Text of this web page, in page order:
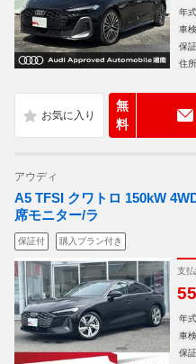
年式
車検
保証
住所
無
料
アウディ
A5 TFSI クワトロ 150kW
席モニター/ラ
保証付 購入プラン付き
支
年式
車検
保証